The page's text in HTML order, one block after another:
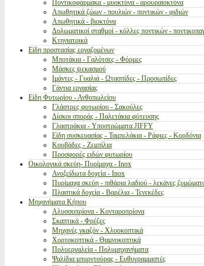
Ποντικοφάρμακα - μυοκτόνα - αρουραιοκτόνα
Απωθητικά ζώων - πουλιών - ποντικών - φιδιών
Απωθητικά - βιοκτόνα
Δολωματικοί σταθμοί - κόλλες ποντικών -
Κτηνιατρικά
Είδη προστασίας εργαζομένων
Μποτάκια - Γαλότσες - Φόρμες
Μάσκες ψεκασμού
Ιμάντες - Γυαλιά - Ωτασπίδες - Προσωπίδες
Γάντια εργασίας
Είδη Φυτωρίου - Ανθοπωλείου
Γλάστρες φυτωρίου - Σακούλες
Δίσκοι σποράς - Παλετάκια φύτευσης
Γλαστράκια - Υποστρώματα JIFFY
Είδη συσκευασίας - Ταμπελάκια - Ράφιες - Κορδόνια
Κουβάδες - Ζεμπίλια
Προσφορές ειδών φυτωρίου
Οικολογικά σκεύη- Πυρίμαχα - Inox
Ανοξείδωτα δοχεία - Inox
Πυρίμαχα σκεύη - πιθάρια λαδιού - λεκάνες
Πλαστικά δοχεία - Βαρέλια - Τενεκέδες
Μηχανήματα Κήπου
Αλυσσοπρίονα - Κονταροπρίονα
Σκαπτικά - Φρέζες
Μηχανές γκαζόν - Χλοοκοπτικά
Χορτοκοπτικά - Θαμνοκοπτικά
Πολυεργαλεία - Πολυμηχανήματα
Ψαλίδια μπορντούρας - Ευθυγραμμιστές